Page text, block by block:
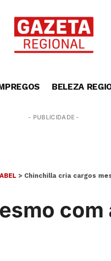
BELEZA
- PUBLICIDADE -
> Chinchilla cria cargos